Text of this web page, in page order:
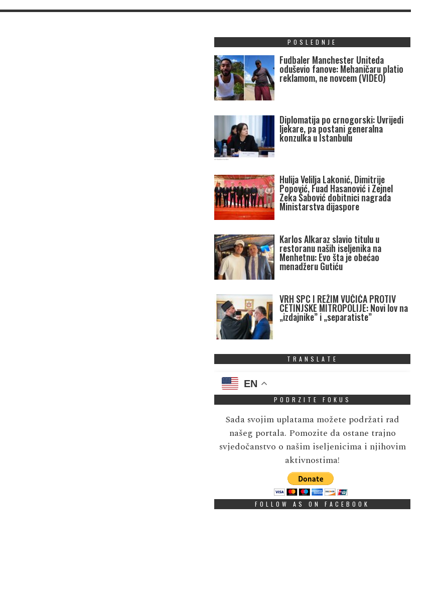
POSLEDNJE
Fudbaler Manchester Uniteda
oduševio fanove: Mehaničaru platio
reklamom, ne novcem (VIDEO)
Diplomatija po crnogorski: Uvrijedi
ljekare, pa postani generalna
konzulka u Istanbulu
Hulija Velilja Lakonić, Dimitrije
Popović, Fuad Hasanović i Zejnel
Zeka Šabović dobitnici nagrada
Ministarstva dijaspore
Karlos Alkaraz slavio titulu u
restoranu naših iseljenika na
Menhetnu: Evo šta je obećao
menadžeru Gutiću
VRH SPC I REŽIM VUČIĆA PROTIV
CETINJSKE MITROPOLIJE: Novi lov na
„izdajnike” i „separatiste”
TRANSLATE
EN
PODRZITE FOKUS
Sada svojim uplatama možete podržati rad
našeg portala. Pomozite da ostane trajno
svjedočanstvo o našim iseljenicima i njihovim
aktivnostima!
FOLLOW AS ON FACEBOOK